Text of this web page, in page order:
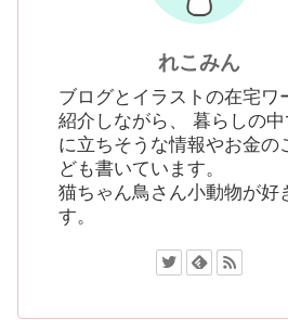
れこみん
ブログとイラストの在宅ワ
紹介しながら、 暮らしの
に立ちそうな情報やお金の
ども書いています。
猫ちゃん鳥さん小動物が好
す。